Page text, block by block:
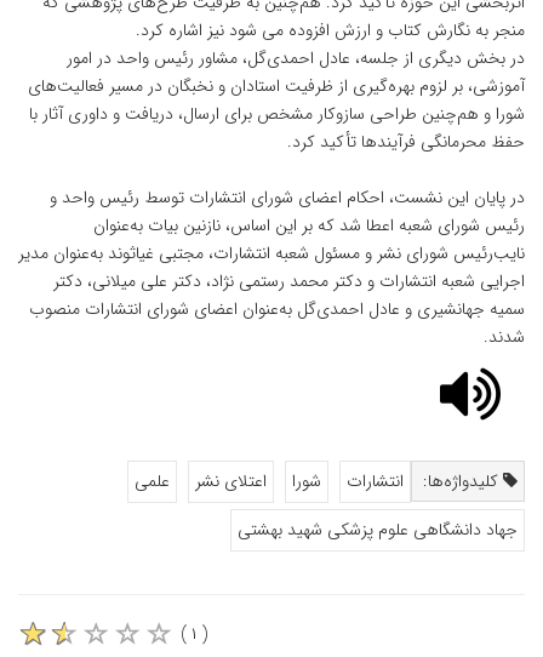
منجر به نگارش کتاب و ارزش افزوده می شود نیز اشاره کرد.
در بخش دیگری از جلسه، عادل احمدی‌گل، مشاور رئیس واحد در امور
آموزشی، بر لزوم بهره‌گیری از ظرفیت استادان و نخبگان در مسیر فعالیت‌های
شورا و هم‌چنین طراحی سازوکار مشخص برای ارسال، دریافت و داوری آثار با
حفظ محرمانگی فرآیندها تأکید کرد.
در پایان این نشست، احکام اعضای شورای انتشارات توسط رئیس واحد و
رئیس شورای شعبه اعطا شد که بر این اساس، نازنین بیات به‌عنوان
نایب‌رئیس شورای نشر و مسئول شعبه انتشارات، مجتبی غیاثوند به‌عنوان مدیر
اجرایی شعبه انتشارات و دکتر محمد رستمی نژاد، دکتر علی میلانی، دکتر
سمیه جهانشیری و عادل احمدی‌گل به‌عنوان اعضای شورای انتشارات منصوب
شدند.
کلیدواژه‌ها: انتشارات شورا اعتلای نشر
علمی
جهاد دانشگاهی علوم پزشکی شهید بهشتی
( ۱ )